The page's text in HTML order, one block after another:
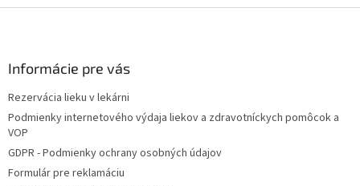
Informácie pre vás
Rezervácia lieku v lekárni
Podmienky internetového výdaja liekov a zdravotníckych pomôcok a
VOP
GDPR - Podmienky ochrany osobných údajov
Formulár pre reklamáciu